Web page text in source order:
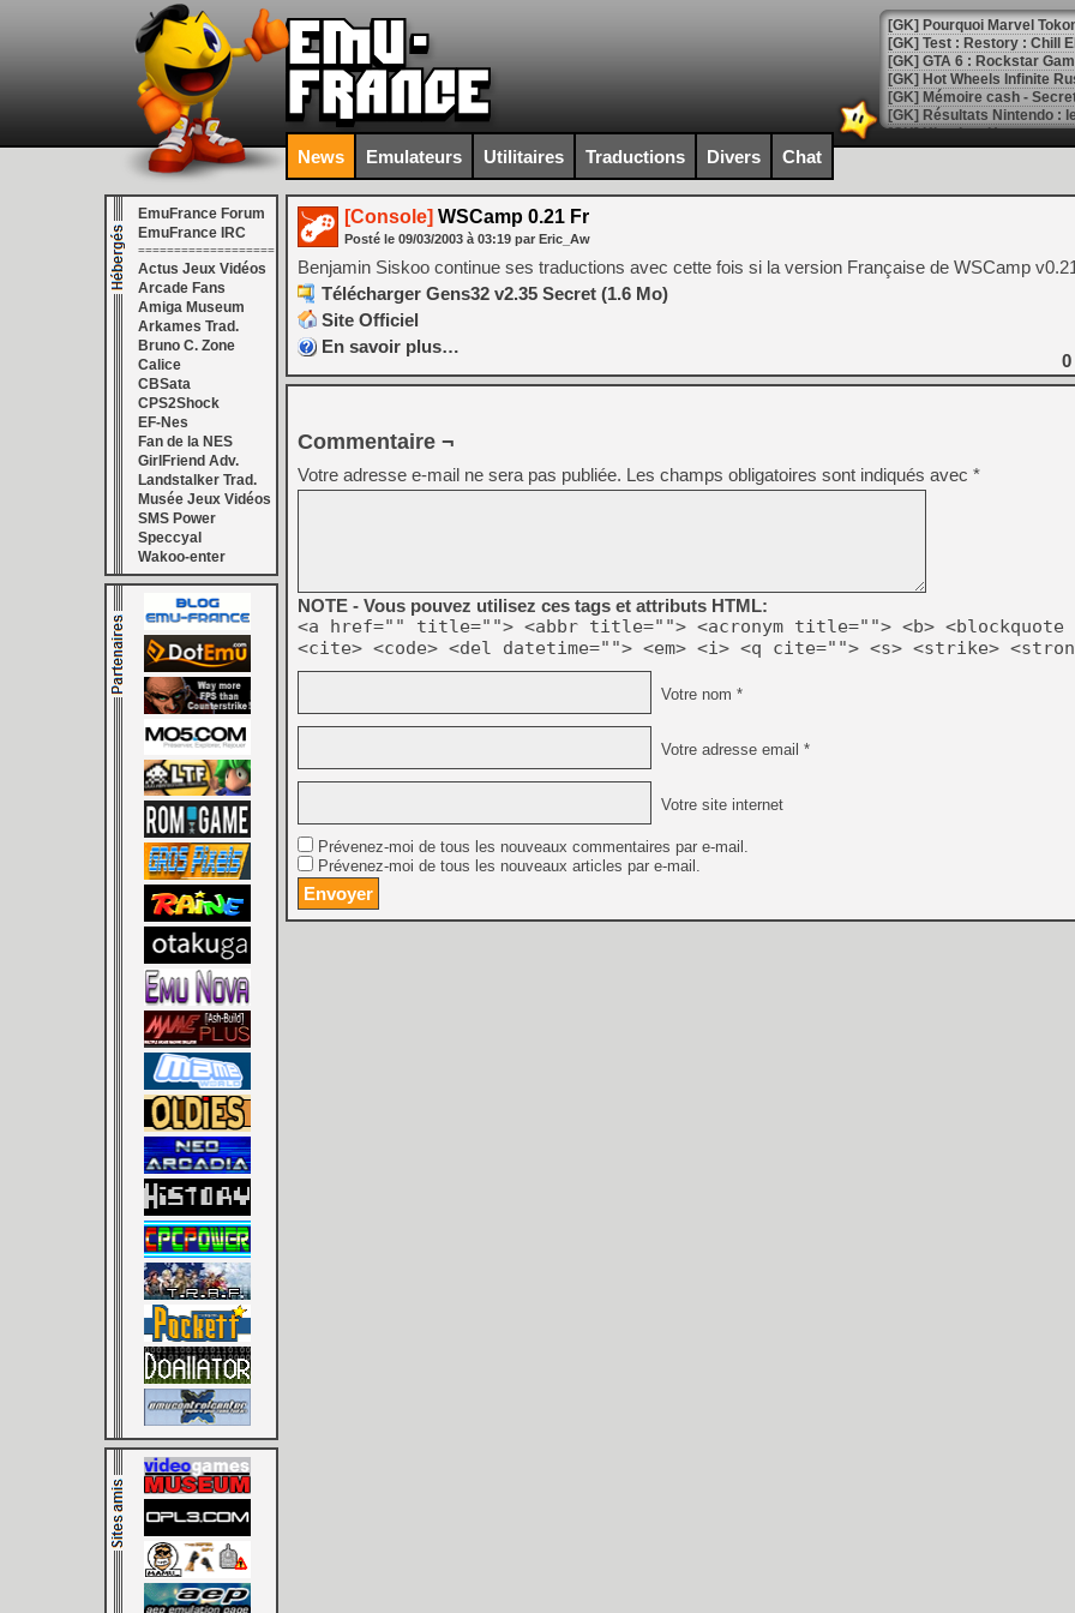
[GK] Pourquoi Marvel
[GK] Test : Restory : Chill
[GK] GTA 6 : Rockstar
[GK] Hot Wheels Infinite
[GK] Mémoire cash -
[GK] Résultats Nintendo :
[GK] Déjà des
[Mo5] Brickboy cherche à
[GK] Minecraft et ses «
[GK] Beast of
[GK] Ubisoft : fin de partie
[GK] Mémoire cash -
[GK] Dan Houser (GTA)
[GK] Comment EA Sports
[GK] Crimson Moon : un
[GK] Isle of Reveries : le
[GK] Moonlighter 2 : The
[GK] Capcom relance
[Mo5] Deux inédits du
[GK] Le beat'em up The
[GK] Endless Legend 2 :
[LS] [PS5] Le WebKit
[GK] Oubliez Crazy Taxi,
[LS] [Switch] NSZ 5.0.0
[GK] No More Room in
[GK] Un chatbot Atelier
[GK] Mémoire cash -
[GK] Nvidia : le prix des
[GK] Suikoden Star Leap
[Mo5] La mini borne
News Emulateurs Utilitaires Traductions Divers Chat
EmuFrance Forum
EmuFrance IRC
===================
Actus Jeux Vidéos
Arcade Fans
Amiga Museum
Arkames Trad.
Bruno C. Zone
Calice
CBSata
CPS2Shock
EF-Nes
Fan de la NES
GirlFriend Adv.
Landstalker Trad.
Musée Jeux Vidéos
SMS Power
Speccyal
Wakoo-enter
[Console] WSCamp 0.21 Fr
Posté le 09/03/2003 à 03:19 par Eric_Aw
Benjamin Siskoo continue ses traductions avec cette fois si la version Française de WSCamp
Télécharger Gens32 v2.35 Secret (1.6 Mo)
Site Officiel
En savoir plus…
0
Commentaire ¬
Votre adresse e-mail ne sera pas publiée. Les champs obligatoires sont indiqués avec *
NOTE - Vous pouvez utilisez ces tags et attributs HTML:
<a href="" title=""> <abbr title=""> <acronym title=""> <b> <blockquote
<cite> <code> <del datetime=""> <em> <i> <q cite=""> <s> <strike>
Votre nom *
Votre adresse email *
Votre site internet
Prévenez-moi de tous les nouveaux commentaires par e-mail.
Prévenez-moi de tous les nouveaux articles par e-mail.